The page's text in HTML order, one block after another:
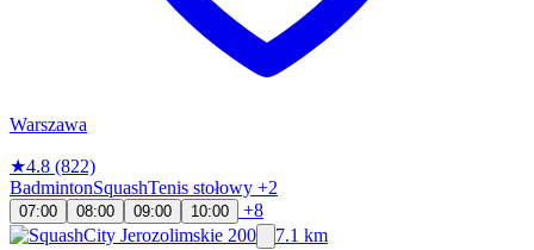
Warszawa
★4.8 (822)
BadmintonSquashTenis stołowy +2
07:00 08:00 09:00 10:00
+8
7.1 km